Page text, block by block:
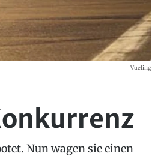
Vueling
Nun wagen sie einen